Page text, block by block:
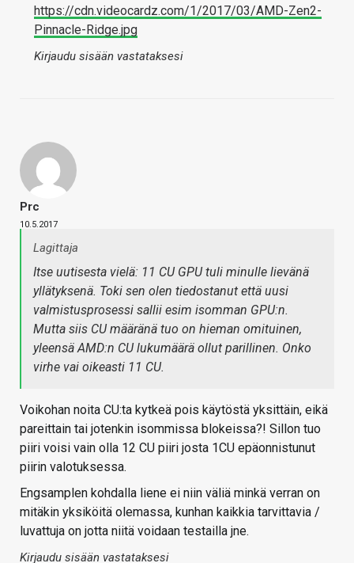
https://cdn.videocardz.com/1/2017/03/AMD-Zen2-
Pinnacle-Ridge.jpg
Kirjaudu sisään vastataksesi
Prc
10.5.2017
Lagittaja
Itse uutisesta vielä: 11 CU GPU tuli minulle lievänä
yllätyksenä. Toki sen olen tiedostanut että uusi
valmistusprosessi sallii esim isomman GPU:n.
Mutta siis CU määränä tuo on hieman omituinen,
yleensä AMD:n CU lukumäärä ollut parillinen. Onko
virhe vai oikeasti 11 CU.
Voikohan noita CU:ta kytkeä pois käytöstä yksittäin, eikä
pareittain tai jotenkin isommissa blokeissa?! Sillon tuo
piiri voisi vain olla 12 CU piiri josta 1CU epäonnistunut
piirin valotuksessa.
Engsamplen kohdalla liene ei niin väliä minkä verran on
mitäkin yksiköitä olemassa, kunhan kaikkia tarvittavia /
luvattuja on jotta niitä voidaan testailla jne.
Kirjaudu sisään vastataksesi